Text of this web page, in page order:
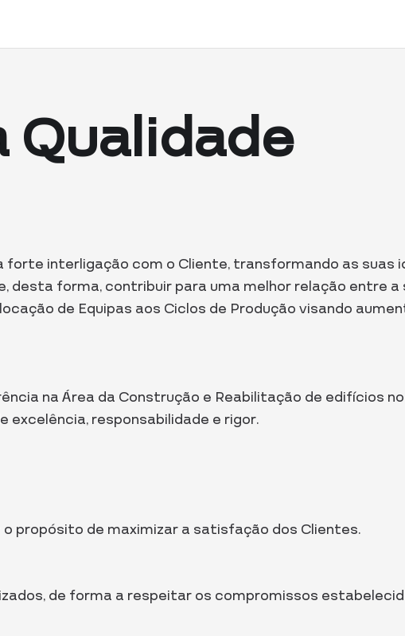
Qualidade
forte interligação com o Cliente, transformando as suas
desta forma, contribuir para uma melhor relação entre
de Equipas aos Ciclos de Produção visando
na Área da Construção e Reabilitação de edifícios
responsabilidade e rigor.
propósito de maximizar a satisfação dos Clientes.
de forma a respeitar os compromissos